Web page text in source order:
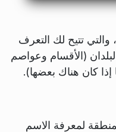
والتي تتيح لك التعرف
(الأقسام وعواصم
إذا كان هناك بعضها).
لمعرفة الاسم